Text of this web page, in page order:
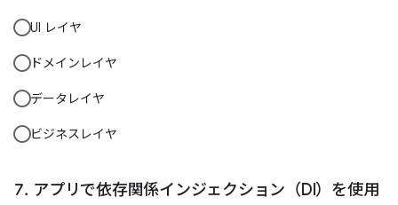
UI レイヤ
ドメインレイヤ
データレイヤ
ビジネスレイヤ
アプリで依存関係インジェクション（DI）を使用